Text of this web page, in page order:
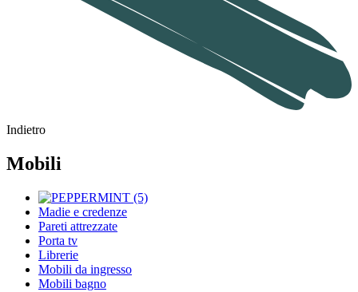
Indietro
Mobili
Madie e credenze
Pareti attrezzate
Porta tv
Librerie
Mobili da ingresso
Mobili bagno